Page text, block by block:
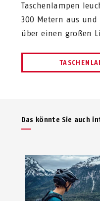
Taschenlampen
300 Metern aus
über einen großen
Das könnte Sie auch